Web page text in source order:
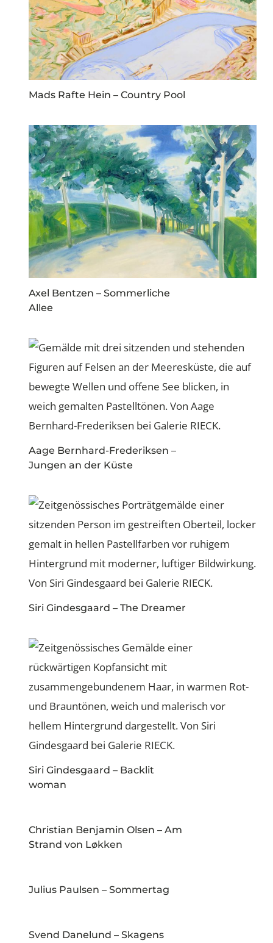
Mads Rafte Hein – Country Pool
Axel Bentzen – Sommerliche
Allee
Aage Bernhard-Frederiksen –
Jungen an der Küste
Siri Gindesgaard – The Dreamer
Siri Gindesgaard – Backlit
woman
Christian Benjamin Olsen – Am
Strand von Løkken
Julius Paulsen – Sommertag
Svend Danelund – Skagens